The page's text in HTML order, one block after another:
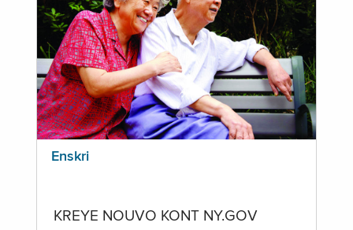
Enskri
KREYE NOUVO KONT NY.GOV